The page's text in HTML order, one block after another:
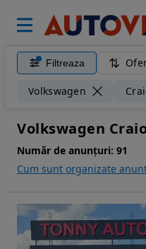
Filtreaza
Volkswagen
Volkswagen
Număr de anunțuri: 91
Cum sunt organizate